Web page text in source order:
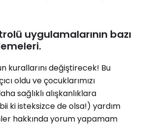
uygulamalarının bazı
kurallarını değiştirecek! Bu
oldu ve çocuklarımızı
sağlıklı alışkanlıklara
ki isteksizce de olsa!) yardım
hakkında yorum yapamam